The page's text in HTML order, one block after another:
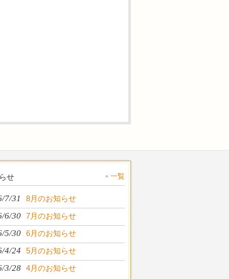
せ 一覧
7/31 8月のお知らせ
6/30 7月のお知らせ
5/30 6月のお知らせ
4/24 5月のお知らせ
3/28 4月のお知らせ